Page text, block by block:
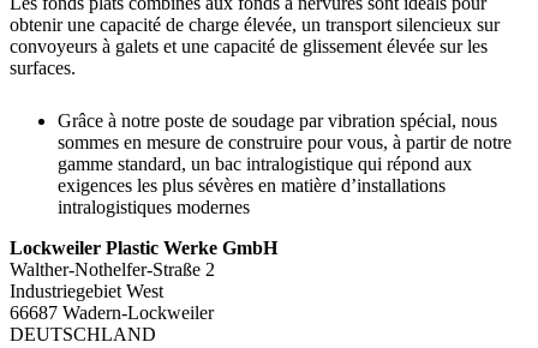
obtenir une capacité de charge élevée, un transport silencieux sur
convoyeurs à galets et une capacité de glissement élevée sur les
surfaces.
Grâce à notre poste de soudage par vibration spécial, nous
sommes en mesure de construire pour vous, à partir de notre
gamme standard, un bac intralogistique qui répond aux
exigences les plus sévères en matière d’installations
intralogistiques modernes
Lockweiler Plastic Werke GmbH
Walther-Nothelfer-Straße 2
Industriegebiet West
66687 Wadern-Lockweiler
DEUTSCHLAND